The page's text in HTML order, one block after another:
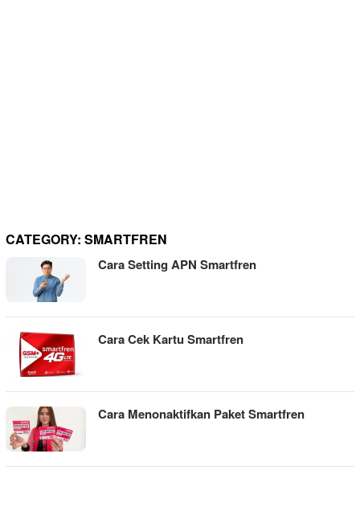
CATEGORY: SMARTFREN
Cara Setting APN Smartfren
Cara Cek Kartu Smartfren
Cara Menonaktifkan Paket Smartfren